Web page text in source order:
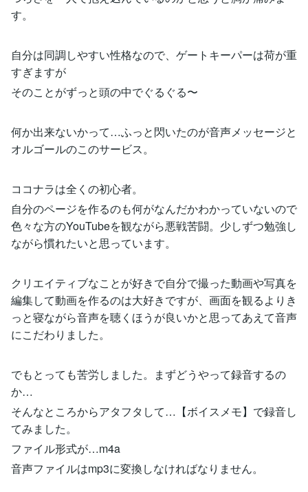
す。
自分は同調しやすい性格なので、ゲートキーパーは荷が重
すぎますが
そのことがずっと頭の中でぐるぐる〜
何か出来ないかって…ふっと閃いたのが音声メッセージと
オルゴールのこのサービス。
ココナラは全くの初心者。
自分のページを作るのも何がなんだかわかっていないので
色々な方のYouTubeを観ながら悪戦苦闘。少しずつ勉強し
ながら慣れたいと思っています。
クリエイティブなことが好きで自分で撮った動画や写真を
編集して動画を作るのは大好きですが、画面を観るよりき
っと寝ながら音声を聴くほうが良いかと思ってあえて音声
にこだわりました。
でもとっても苦労しました。まずどうやって録音するの
か…
そんなところからアタフタして…【ボイスメモ】で録音し
てみました。
ファイル形式が…m4a
音声ファイルはmp3に変換しなければなりません。